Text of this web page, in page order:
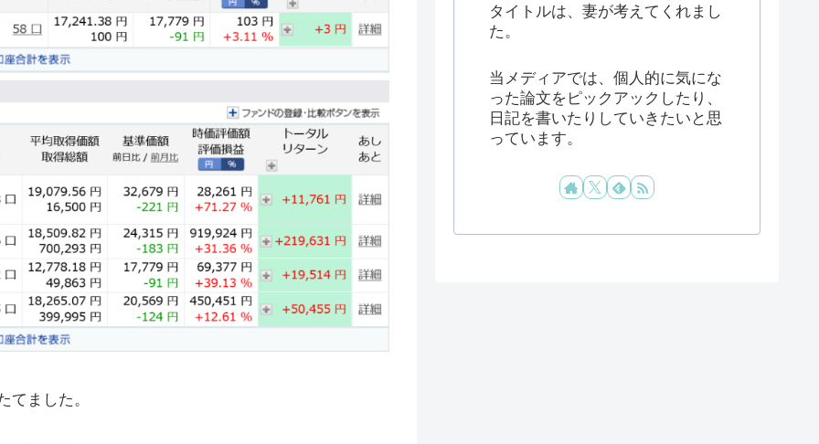
てました。
タイトルは、妻が考えてくれまし
た。
当メディアでは、個人的に気にな
った論文をピックアックしたり、
日記を書いたりしていきたいと思
っています。